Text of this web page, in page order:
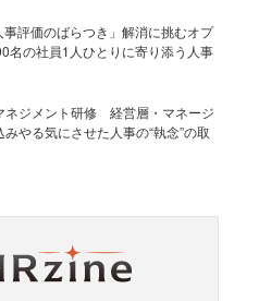
事評価のばらつき」解消に挑むオプ
の社員1人ひとりに寄り添う人事
ネジメント研修 経営層・マネージ
みやる気にさせた人事の“執念”の取